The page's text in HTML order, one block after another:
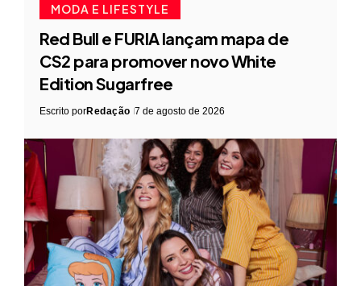
MODA E LIFESTYLE
Red Bull e FURIA lançam mapa de
CS2 para promover novo White
Edition Sugarfree
Escrito porRedação 7 de agosto de 2026